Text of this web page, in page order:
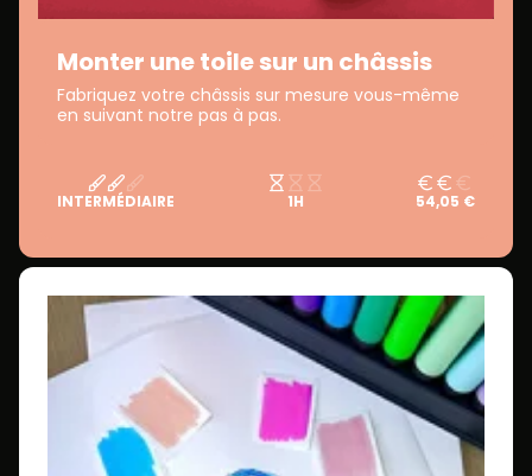
Monter une toile sur un châssis
Fabriquez votre châssis sur mesure vous-même
en suivant notre pas à pas.
INTERMÉDIAIRE 1H 54,05 €